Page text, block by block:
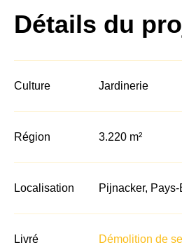
Détails du
Culture Jardinerie
Région 3.220 m²
Localisation Pijnacker, Pays-
Livré Démolition de